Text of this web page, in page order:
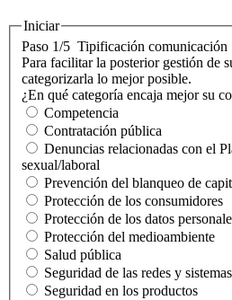
Iniciar
Paso 1/5 Tipificación comunicación
Para facilitar la posterior gestión de
categorizarla lo mejor posible.
¿En qué categoría encaja mejor su
Competencia
Contratación pública
Denuncias relacionadas con el
sexual/laboral
Prevención del blanqueo de
Protección de los consumidores
Protección de los datos
Protección del medioambiente
Salud pública
Seguridad de las redes y
Seguridad en los productos